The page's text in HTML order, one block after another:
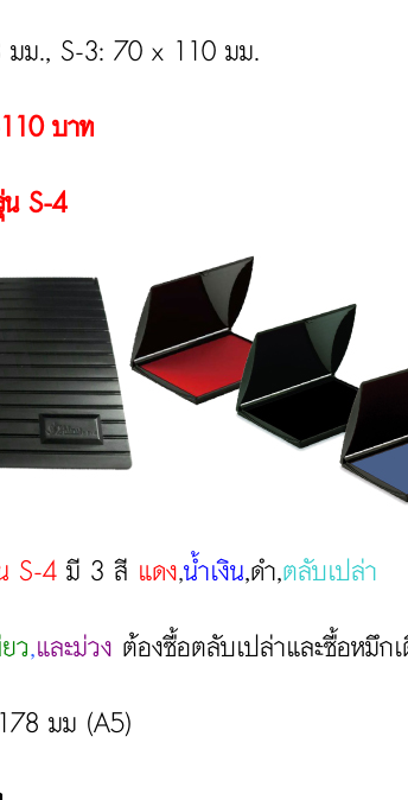
ม., S-3: 70 x 110 มม.
บาท
S-4
S-4 มี 3 สี แดง,น้ำเงิน,ดำ,ตลับเปล่า
ว,และม่วง ต้องซื้อตลับเปล่าและซื้อหมึก
มม (A5)